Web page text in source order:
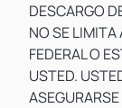
DESCARGO
NO SE
FEDERAL O
USTED.